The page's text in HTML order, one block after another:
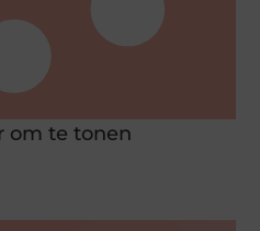
om te tonen